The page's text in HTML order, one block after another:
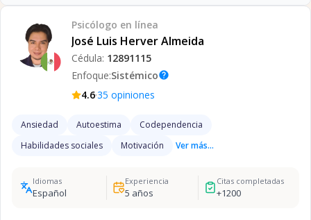
Psicólogo en línea
José Luis Herver Almeida
Cédula: 12891115
Enfoque:Sistémicohelp
4.6·35 opiniones
Ansiedad Autoestima
Codependencia
Habilidades sociales
Motivación Ver más...
Idiomas
Español
Experiencia
5 años
Citas completadas
+1200